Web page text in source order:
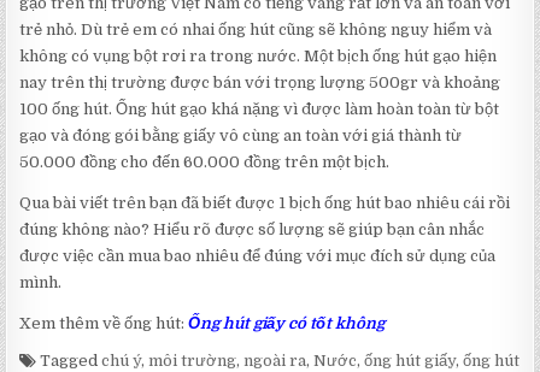
trẻ nhỏ. Dù trẻ em có nhai ống hút cũng sẽ không nguy hiểm và
không có vụng bột rơi ra trong nước. Một bịch ống hút gạo hiện
nay trên thị trường được bán với trọng lượng 500gr và khoảng
100 ống hút. Ống hút gạo khá nặng vì được làm hoàn toàn từ bột
gạo và đóng gói bằng giấy vô cùng an toàn với giá thành từ
50.000 đồng cho đến 60.000 đồng trên một bịch.
Qua bài viết trên bạn đã biết được 1 bịch ống hút bao nhiêu cái rồi
đúng không nào? Hiểu rõ được số lượng sẽ giúp bạn cân nhắc
được việc cần mua bao nhiêu để đúng với mục đích sử dụng của
mình.
Xem thêm về ống hút:Ống hút giấy có tốt không
Taggedchú ý,môi trường,ngoài ra,Nước,ống hút giấy,ống hút